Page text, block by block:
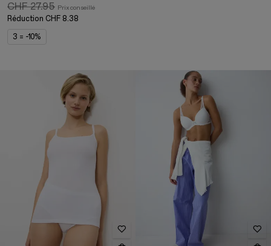
CHF 27.95
Réduction CHF 8.38
3 = -10%